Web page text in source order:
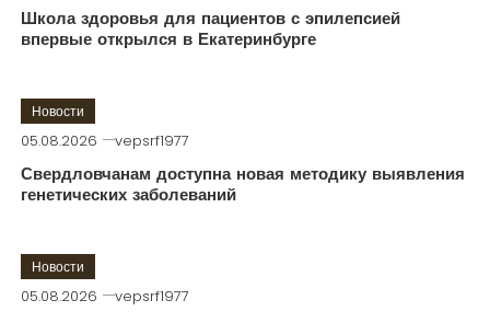
Школа здоровья для пациентов с эпилепсией
впервые открылся в Екатеринбурге
Новости
05.08.2026 vepsrf1977
Свердловчанам доступна новая методику выявления
генетических заболеваний
Новости
05.08.2026 vepsrf1977